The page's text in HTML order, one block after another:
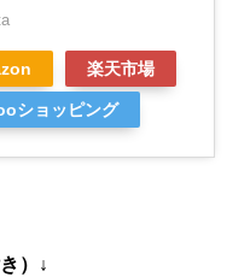
楽天市場
ショッピング
）↓